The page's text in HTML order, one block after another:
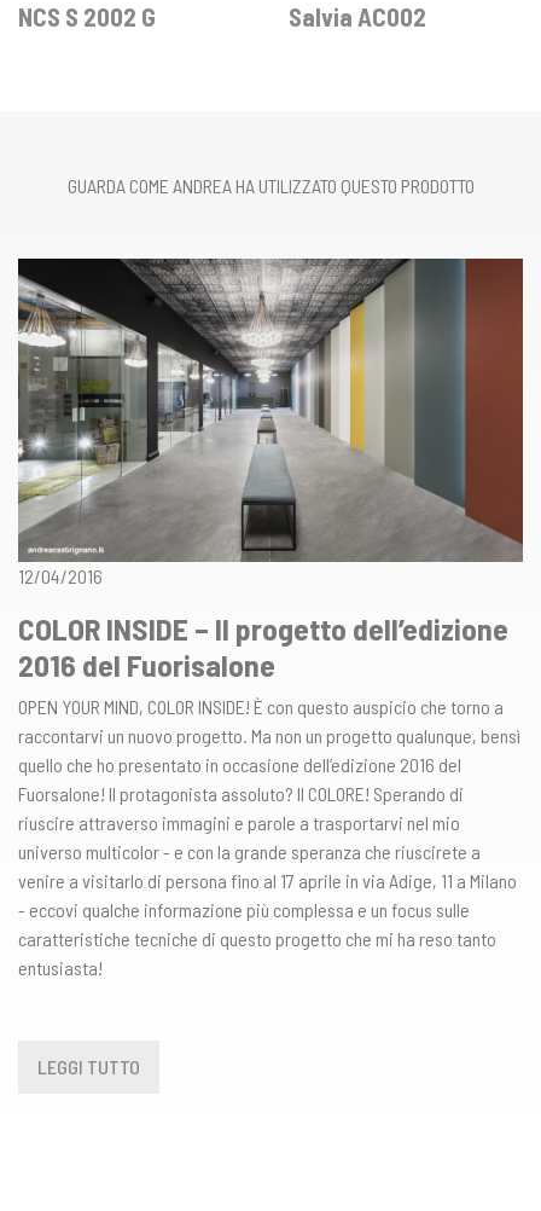
NCS S 2002 G Salvia AC002
GUARDA COME ANDREA HA UTILIZZATO QUESTO PRODOTTO
12/04/2016
COLOR INSIDE – Il progetto dell’edizione
2016 del Fuorisalone
OPEN YOUR MIND, COLOR INSIDE! È con questo auspicio che torno a
raccontarvi un nuovo progetto. Ma non un progetto qualunque, bensì
quello che ho presentato in occasione dell’edizione 2016 del
Fuorsalone! Il protagonista assoluto? Il COLORE! Sperando di
riuscire attraverso immagini e parole a trasportarvi nel mio
universo multicolor - e con la grande speranza che riuscirete a
venire a visitarlo di persona fino al 17 aprile in via Adige, 11 a Milano
- eccovi qualche informazione più complessa e un focus sulle
caratteristiche tecniche di questo progetto che mi ha reso tanto
entusiasta!
LEGGI TUTTO